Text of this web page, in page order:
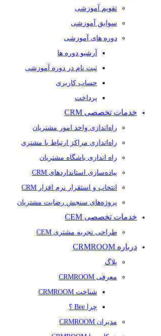
تقویم آموزشی
سوابق آموزشی
دوره های آموزشی
آرشیو دوره ها
ثبت نام در دوره آموزشی
حساب کاربری
پرداخت
خدمات تخصصی CRM
راه‌اندازی واحد امور مشتریان
راه‌اندازی مراکز ارتباط با مشتری
راه اندازی باشگاه مشتریان
پیاده‌سازی استانداردهای CRM
انتخاب و استقرار نرم افزار CRM
پروژه‌های سنجش رضایت مشتریان
خدمات تخصصی CEM
طراحی تجربه مشتری CEM
درباره CRMROOM
بلاگ
معرفی CRMROOM
شناخت CRMROOM
چرا Bee ؟
مدیران CRMROOM